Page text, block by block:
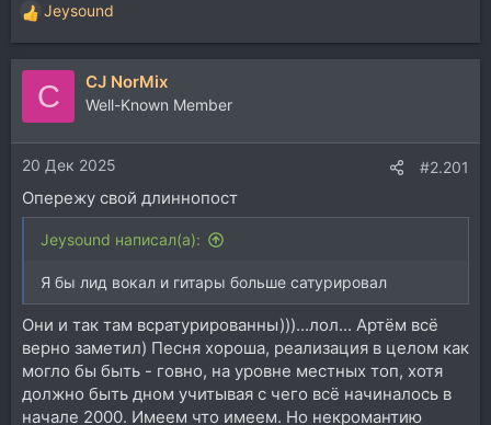
Р
е
а
и
и
:
Jeysound
C CJ NorMix
Well-Known Member
20 Дек 2025 #2.201
Опережу свой длиннопост
Jeysound написал(а):
Я бы лид вокал и гитары больше сатурировал
Они и так там всратурированны)))...лол... Артём всё
верно заметил) Песня хороша, реализация в целом как
могло бы быть - говно, на уровне местных топ, хотя
должно быть дном учитывая с чего всё начиналось в
начале 2000. Имеем что имеем. Но некромантию